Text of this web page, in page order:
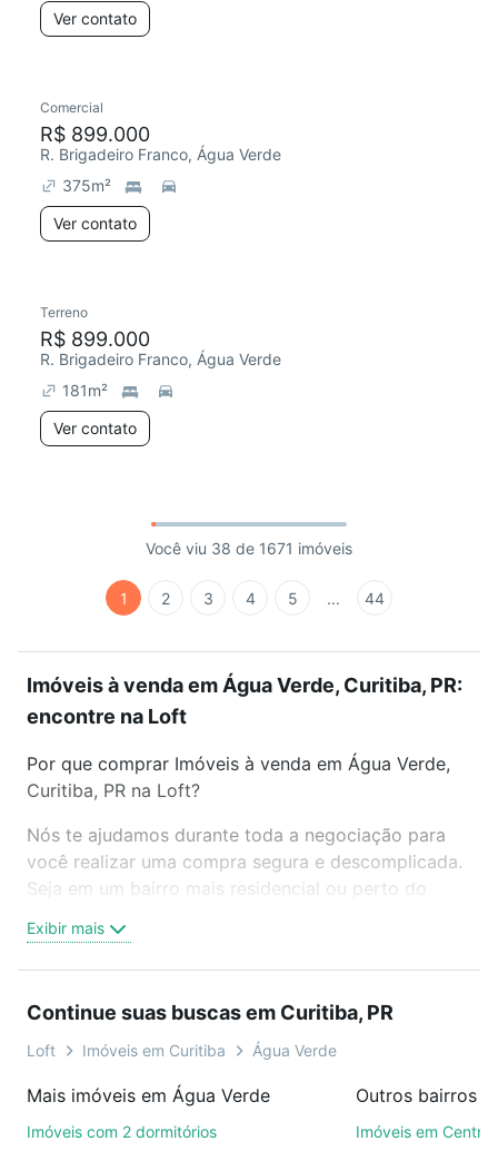
Ver contato
Comercial
R$ 899.000
R. Brigadeiro Franco, Água Verde
375m²
Ver contato
Terreno
R$ 899.000
R. Brigadeiro Franco, Água Verde
181m²
Ver contato
Você viu 38 de 1671 imóveis
1 2 3 4 5 ... 44
Imóveis à venda em Água Verde, Curitiba, PR:
encontre na Loft
Por que comprar Imóveis à venda em Água Verde,
Curitiba, PR na Loft?
Nós te ajudamos durante toda a negociação para
você realizar uma compra segura e descomplicada.
Seja em um bairro mais residencial ou perto do
oferta ideal de Imóveis à venda em Água Verde,
Curitiba, PR para conquistar seu sonho. Agende uma
compromisso e você ainda conta com mais de 46
mil corretores e imobiliárias te ajudando na compra,
Como escolher um imóvel?
Exibir mais
Continue suas buscas em Curitiba, PR
Loft Imóveis em Curitiba Água Verde
Mais imóveis em Água Verde
Imóveis com 2 dormitórios
Outros bairros
Imóveis em Centro